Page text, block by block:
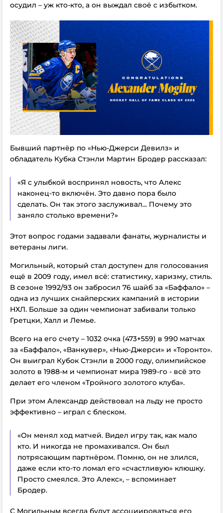
осудил – уж кто-кто, а он выждал своё с избытком.
Бывший партнёр по «Нью-Джерси Девилз» и
обладатель Кубка Стэнли Мартин Бродер рассказал:
«Я с улыбкой воспринял новость, что Алекс
наконец-то включён. Это давно пора было
сделать. Он так этого заслуживал... Почему это
заняло столько времени?»
Этот вопрос годами задавали фанаты, журналисты и
ветераны лиги.
Могильный, который стал доступен для голосования
ещё в 2009 году, имел всё: статистику, харизму, стиль.
В сезоне 1992/93 он забросил 76 шайб за «Баффало» –
одна из лучших снайперских кампаний в истории
НХЛ. Больше за один чемпионат забивали только
Гретцки, Халл и Лемье.
Всего на его счету – 1032 очка (473+559) в 990 матчах
за «Баффало», «Ванкувер», «Нью-Джерси» и «Торонто».
Он выиграл Кубок Стэнли в 2000 году, олимпийское
золото в 1988-м и чемпионат мира 1989-го - всё это
делает его членом «Тройного золотого клуба».
При этом Александр действовал на льду не просто
эффективно – играл с блеском.
«Он менял ход матчей. Видел игру так, как мало
кто. И никогда не промахивался. Он был
потрясающим партнёром. Помню, он не злился,
даже если кто-то ломал его «счастливую» клюшку.
Просто смеялся. Это Алекс», – вспоминает
Бродер.
С Могильным всегда будут ассоциироваться его